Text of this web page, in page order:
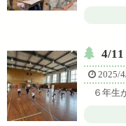
4/
2025/
６年生